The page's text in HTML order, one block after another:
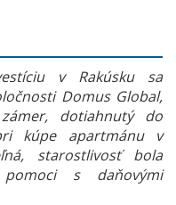
v Rakúsku sa
Domus Global,
dotiahnutý do
kúpe apartmánu v
starostlivosť bola
s daňovými